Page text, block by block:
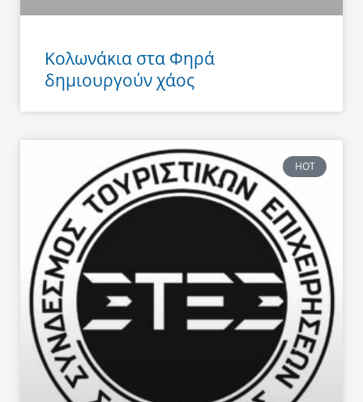
Κολωνάκια στα Φηρά
δημιουργούν χάος
HOT